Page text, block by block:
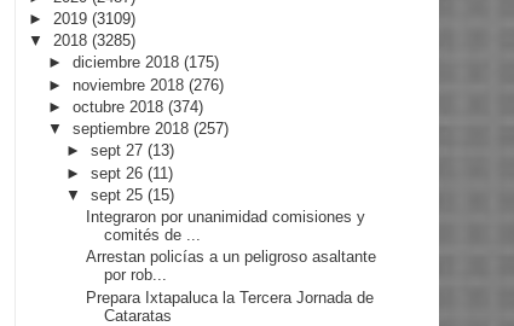
► 2019 (3109)
▼ 2018 (3285)
► diciembre 2018 (175)
► noviembre 2018 (276)
► octubre 2018 (374)
▼ septiembre 2018 (257)
►sept 27(13)
►sept 26(11)
▼sept 25(15)
Integraron por unanimidad comisiones y
comités de ...
Arrestan policías a un peligroso asaltante
por rob...
Prepara Ixtapaluca la Tercera Jornada de
Cataratas